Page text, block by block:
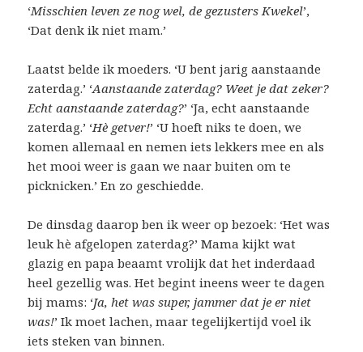
‘Misschien leven ze nog wel, de gezusters Kwekel’,
‘Dat denk ik niet mam.’
Laatst belde ik moeders. ‘U bent jarig aanstaande
zaterdag.’ ‘Aanstaande zaterdag? Weet je dat zeker?
Echt aanstaande zaterdag?’ ‘Ja, echt aanstaande
zaterdag.’ ‘Hè getver!’ ‘U hoeft niks te doen, we
komen allemaal en nemen iets lekkers mee en als
het mooi weer is gaan we naar buiten om te
picknicken.’ En zo geschiedde.
De dinsdag daarop ben ik weer op bezoek: ‘Het was
leuk hè afgelopen zaterdag?’ Mama kijkt wat
glazig en papa beaamt vrolijk dat het inderdaad
heel gezellig was. Het begint ineens weer te dagen
bij mams: ‘Ja, het was super, jammer dat je er niet
was!’ Ik moet lachen, maar tegelijkertijd voel ik
iets steken van binnen.